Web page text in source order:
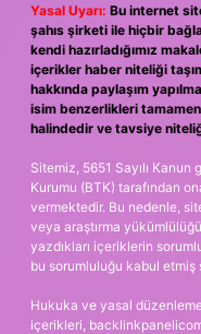
Yasal Uyarı: Bu internet
şahıs şirketi ile hiçbir
kendi hazırladığımız
içerikler haber niteliği
hakkında paylaşım
isim benzerlikleri
halindedir ve tavsiye
Sitemiz, 5651 Sayılı
Kurumu (BTK) tarafından
vermektedir. Bu nedenle,
veya araştırma
yazdıkları içeriklerin
bu sorumluluğu kabul etmiş
Hukuka ve yasal
içerikleri,